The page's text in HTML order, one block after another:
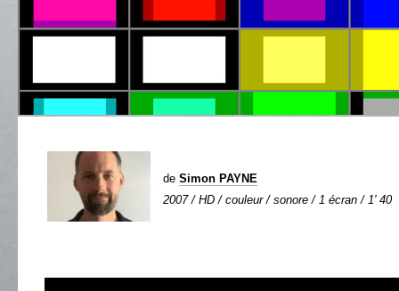
de Simon PAYNE
2007 / HD / couleur / sonore / 1 écran / 1' 40